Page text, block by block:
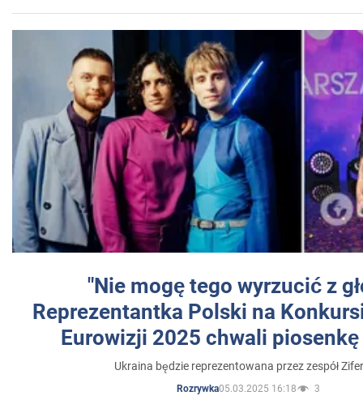
"Nie mogę tego wyrzucić z
Reprezentantka Polski na
Eurowizji 2025 chwali
Ukraina będzie reprezentowana przez zespół
Rozrywka05.03.2025 16:18 3